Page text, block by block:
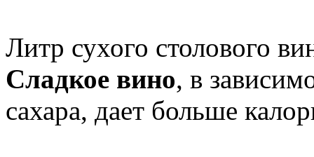
Литр сухого столового
Сладкое вино, в
сахара, дает больше